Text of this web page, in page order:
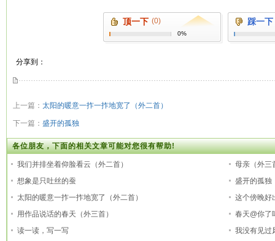
顶一下 (0)
0%
踩一下
分享到：
上一篇： 太阳的暖意一拃一拃地宽了（外二首）
下一篇： 盛开的孤独
各位朋友，下面的相关文章可能对您很有帮助!
我们并排坐着仰脸看云（外二首）
母亲（外三
想象是只吐丝的蚕
盛开的孤独
太阳的暖意一拃一拃地宽了（外二首）
这个傍晚好
用作品说话的春天（外三首）
春天@你了
读一读，写一写
我没有见过